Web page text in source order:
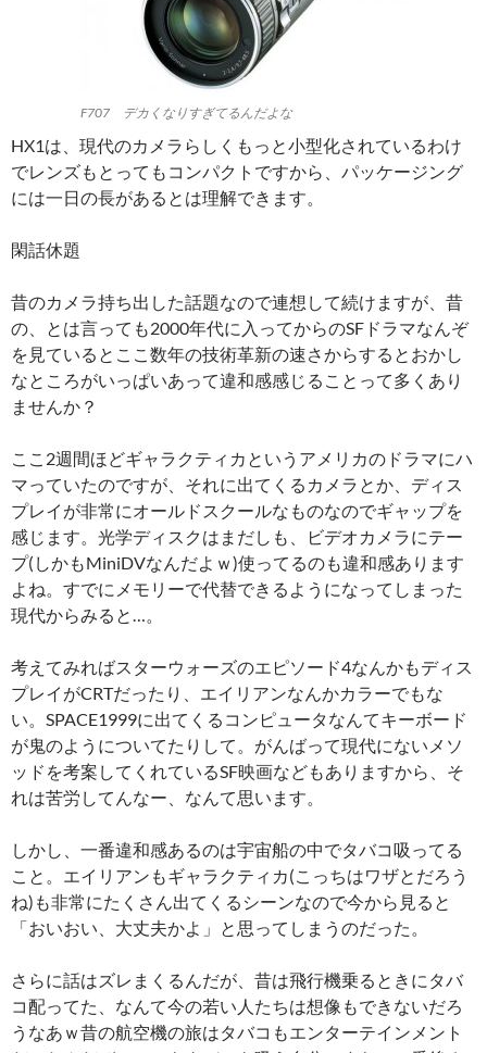
F707 デカくなりすぎてるんだよな
HX1は、現代のカメラらしくもっと小型化されているわけ
でレンズもとってもコンパクトですから、パッケージング
には一日の長があるとは理解できます。
閑話休題
昔のカメラ持ち出した話題なので連想して続けますが、昔
の、とは言っても2000年代に入ってからのSFドラマなんぞ
を見ているとここ数年の技術革新の速さからするとおかし
なところがいっぱいあって違和感感じることって多くあり
ませんか？
ここ2週間ほどギャラクティカというアメリカのドラマにハ
マっていたのですが、それに出てくるカメラとか、ディス
プレイが非常にオールドスクールなものなのでギャップを
感じます。光学ディスクはまだしも、ビデオカメラにテー
プ(しかもMiniDVなんだよｗ)使ってるのも違和感あります
よね。すでにメモリーで代替できるようになってしまった
現代からみると…。
考えてみればスターウォーズのエピソード4なんかもディス
プレイがCRTだったり、エイリアンなんかカラーでもな
い。SPACE1999に出てくるコンピュータなんてキーボード
が鬼のようについてたりして。がんばって現代にないメソ
ッドを考案してくれているSF映画などもありますから、そ
れは苦労してんなー、なんて思います。
しかし、一番違和感あるのは宇宙船の中でタバコ吸ってる
こと。エイリアンもギャラクティカ(こっちはワザとだろう
ね)も非常にたくさん出てくるシーンなので今から見ると
「おいおい、大丈夫かよ」と思ってしまうのだった。
さらに話はズレまくるんだが、昔は飛行機乗るときにタバ
コ配ってた、なんて今の若い人たちは想像もできないだろ
うなあｗ昔の航空機の旅はタバコもエンターテインメント